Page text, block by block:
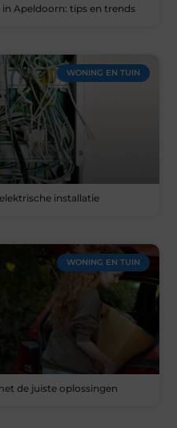
Apeldoorn: tips en trends
WONING EN TUIN
installatie
WONING EN TUIN
de juiste oplossingen